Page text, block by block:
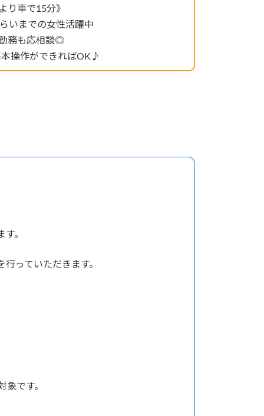
り車で15分》
いまでの女性活躍中
務も応相談◎
操作ができればOK♪
。
っていただきます。
です。